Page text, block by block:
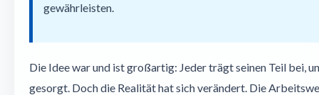
gewährleisten.
Die Idee war und ist großartig: Jeder trägt seinen Teil bei,
gesorgt. Doch die Realität hat sich verändert. Die